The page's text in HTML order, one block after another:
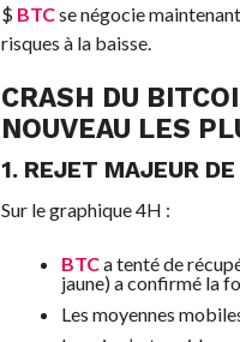
$ BTCse négocie maintenant
risques à la baisse.
CRASH DU
NOUVEAU LES
1. REJET MAJEUR
Sur le graphique 4H :
BTCa tenté de
jaune) a confirmé la
Les moyennes